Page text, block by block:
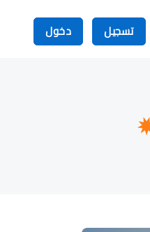
تسجيل دخول